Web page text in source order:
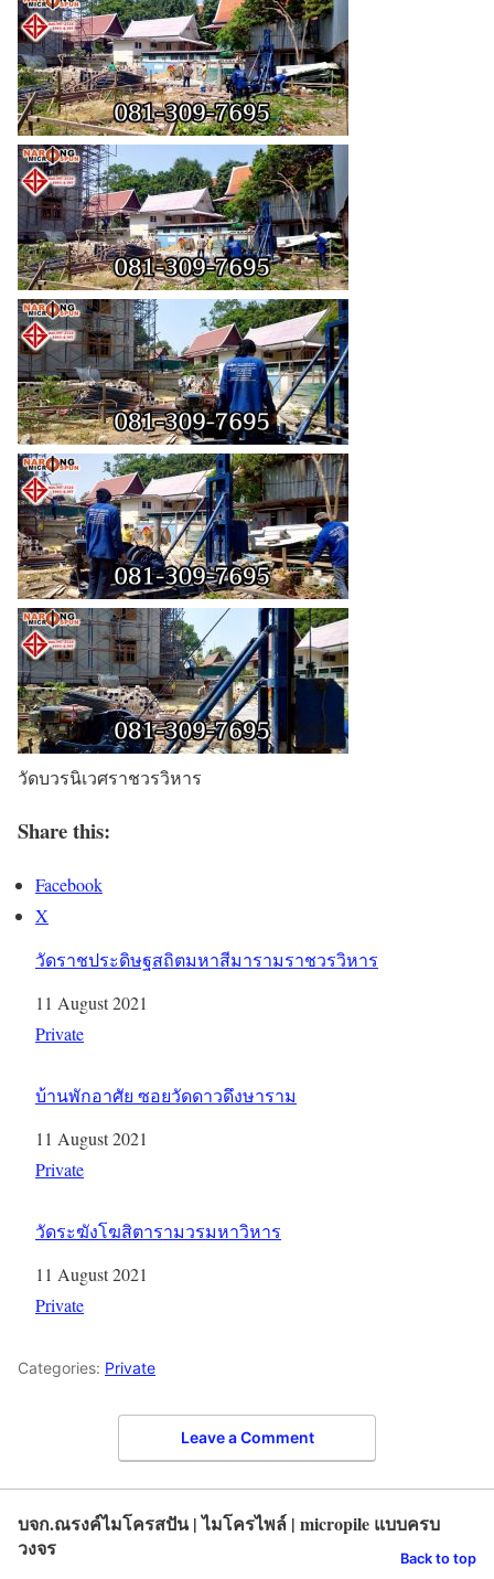
วัดบวรนิเวศราชวรวิหาร
Share this:
Facebook
X
วัดราชประดิษฐสถิตมหาสีมารามราชวรวิหาร
Date
11 August 2021
In relation to
Private
บ้านพักอาศัย ซอยวัดดาวดึงษาราม
Date
11 August 2021
In relation to
Private
วัดระฆังโฆสิตารามวรมหาวิหาร
Date
11 August 2021
In relation to
Private
Categories: Private
Leave a Comment
บจก.ณรงค์ไมโครสปัน | ไมโครไพล์ | micropile แบบครบ
วงจร
Back to top